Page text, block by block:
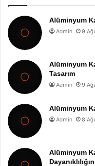
Alüminyum
Admin 9
Alüminyum
Tasarım
Admin 9
Alüminyum
Admin 8
Alüminyum